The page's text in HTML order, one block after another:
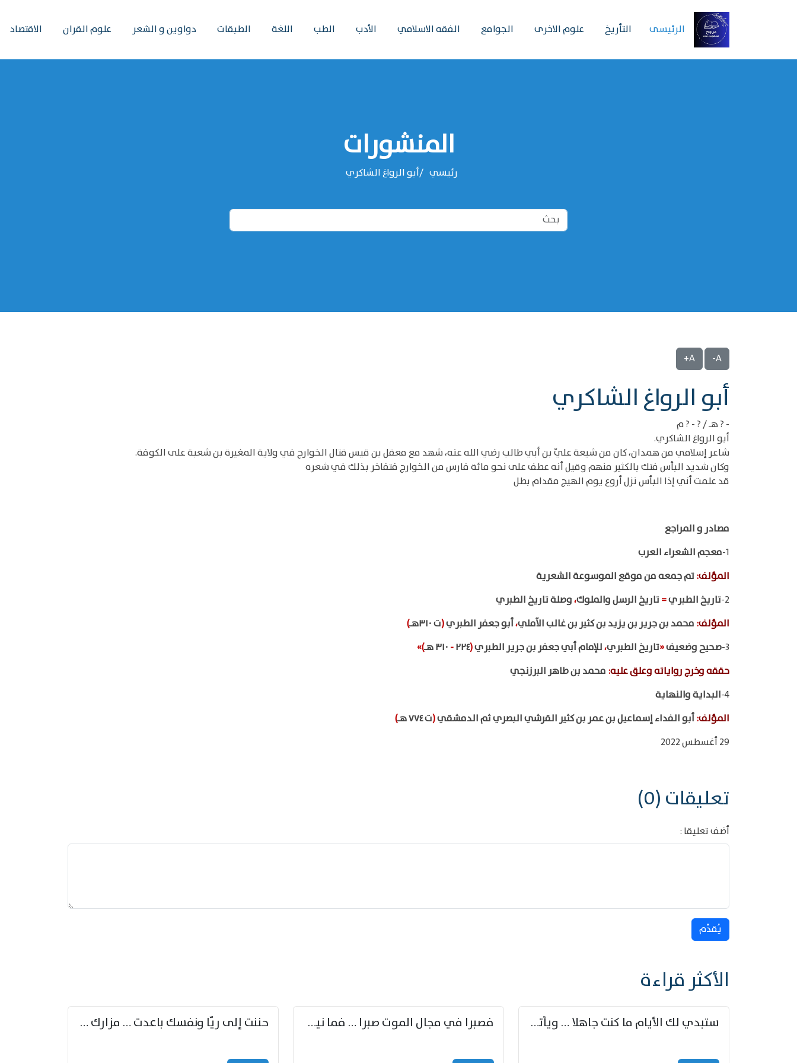
الرئیسی التأريخ علوم الاخرى الجوامع الفقه الاسلامي الأدب الطب اللغة الطبقات دواوين و الشعر علوم القران الاقتصاد
المنشورات
رئيسي ‌‌أبو الرواغ الشاكري
A-
A+
‌‌أبو الرواغ الشاكري
- ? هـ / ? - ? م
أبو الرواغ الشاكري.
شاعر إسلامي من همدان، كان من شيعة عليّ بن أبي طالب رضي الله عنه، شهد مع معقل بن قيس قتال الخوارج في ولاية المغيرة بن شعبة على الكوفة.
وكان شديد البأس فتك بالكثير منهم وقيل أنه عطف على نحو مائة فارس من الخوارج فتفاخر بذلك في شعره
قد علمت أني إذا البأس نزل أروع يوم الهيج مقدام بطل
مصادر و المراجع
1- معجم الشعراء العرب
المؤلف:تم جمعه من موقع الموسوعة الشعرية
2- تاريخ الطبري=تاريخ الرسل والملوك،وصلة تاريخ الطبري
المؤلف: محمد بن جرير بن يزيد بن كثير بن غالب الآملي،أبو جعفر الطبري(ت ٣١٠هـ
)
3- صحيح وضعيف«تاريخ الطبري،للإمام أبي جعفر بن جرير الطبري(٢٢٤-
)»
حققه وخرج رواياته وعلق عليه: محمد بن طاهر البرزنجي
4- البداية والنهاية
المؤلف:أبو الفداء إسماعيل بن عمر بن كثير القرشي البصري ثم الدمشقي(ت ٧٧٤ هـ
)
29 أغسطس 2022
تعليقات (0)
أضف تعليقا :
يُقدِّم
الأكثر قراءة
ستبدي لك الأيام ما كنت جاهلا … ويأتيك بالأخبار من لم تزوّد فصبرا في مجال الموت صبرا … فما نيل الخلود بمستطاع حننت إلى ريّا ونفسك باعدت … مزارك من ريّا وشعباكما معا